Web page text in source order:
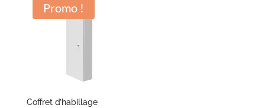
Promo !
Coffret d’habillage